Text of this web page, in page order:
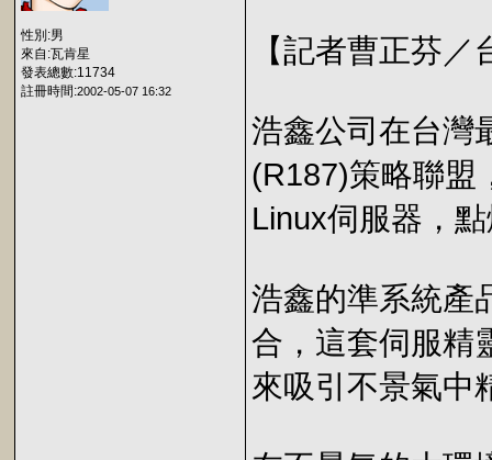
性別:男
來自:瓦肯星
發表總數:11734
註冊時間:2002-05-07 16:32
【記者曹正芬／
浩鑫公司在台灣
(R187)策略聯盟
Linux伺服器，
浩鑫的準系統產
合，這套伺服精
來吸引不景氣中